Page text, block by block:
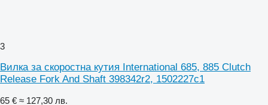
3
Вилка за скоростна кутия International 685, 885 Clutch
Release Fork And Shaft 398342r2, 1502227c1
65 € ≈ 127,30 лв.